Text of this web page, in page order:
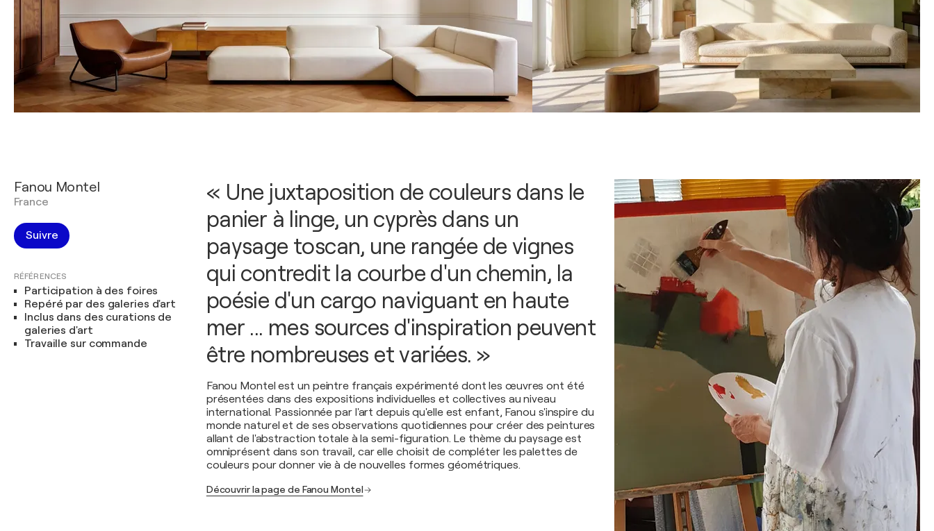
Fanou Montel
France
Suivre
RÉFÉRENCES
Participation à des foires
Repéré par des galeries d'art
Inclus dans des curations de
galeries d'art
Travaille sur commande
« Une juxtaposition de couleurs dans le
panier à linge, un cyprès dans un
paysage toscan, une rangée de vignes
qui contredit la courbe d'un chemin, la
poésie d'un cargo naviguant en haute
mer ... mes sources d'inspiration peuvent
être nombreuses et variées. »
Fanou Montel est un peintre français expérimenté dont les œuvres ont été
présentées dans des expositions individuelles et collectives au niveau
international. Passionnée par l'art depuis qu'elle est enfant, Fanou s'inspire du
monde naturel et de ses observations quotidiennes pour créer des peintures
allant de l'abstraction totale à la semi-figuration. Le thème du paysage est
omniprésent dans son travail, car elle choisit de compléter les palettes de
couleurs pour donner vie à de nouvelles formes géométriques.
Découvrir la page de Fanou Montel